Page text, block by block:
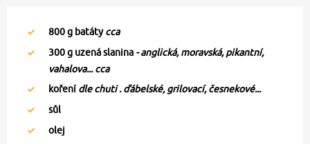
800g batátycca
300g uzená slanina - anglická, moravská, pikantní,
vahalova... cca
koření dle chuti . ďábelské, grilovací, česnekové...
sůl
olej